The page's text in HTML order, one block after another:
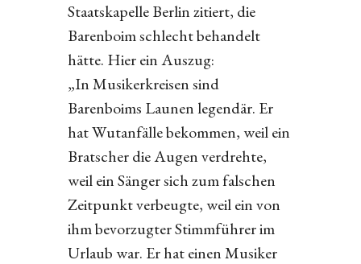
Staatskapelle Berlin zitiert, die
Barenboim schlecht behandelt
hätte. Hier ein Auszug:
„In Musikerkreisen sind
Barenboims Launen legendär. Er
hat Wutanfälle bekommen, weil ein
Bratscher die Augen verdrehte,
weil ein Sänger sich zum falschen
Zeitpunkt verbeugte, weil ein von
ihm bevorzugter Stimmführer im
Urlaub war. Er hat einen Musiker